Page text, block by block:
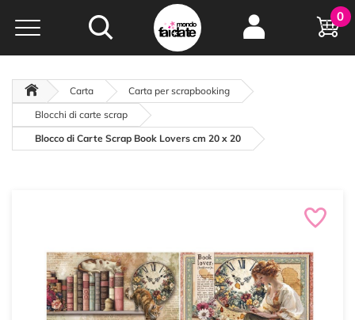
Hobby e
creatività...
oltre 15 anni online
0
Carta
Carta per scrapbooking
Blocchi di carte scrap
Blocco di Carte Scrap Book Lovers cm 20 x 20